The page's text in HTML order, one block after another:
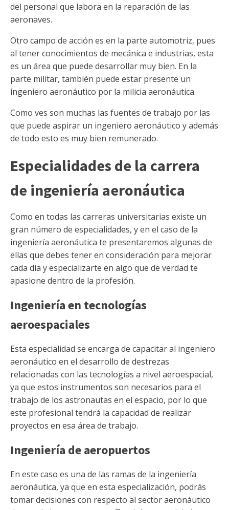
del personal que labora en la reparación de las
aeronaves.
Otro campo de acción es en la parte automotriz, pues
al tener conocimientos de mecánica e industrias, esta
es un área que puede desarrollar muy bien. En la
parte militar, también puede estar presente un
ingeniero aeronáutico por la milicia aeronáutica.
Como ves son muchas las fuentes de trabajo por las
que puede aspirar un ingeniero aeronáutico y además
de todo esto es muy bien remunerado.
Especialidades de la carrera
de ingeniería aeronáutica
Como en todas las carreras universitarias existe un
gran número de especialidades, y en el caso de la
ingeniería aeronáutica te presentaremos algunas de
ellas que debes tener en consideración para mejorar
cada día y especializarte en algo que de verdad te
apasione dentro de la profesión.
Ingeniería en tecnologías
aeroespaciales
Esta especialidad se encarga de capacitar al ingeniero
aeronáutico en el desarrollo de destrezas
relacionadas con las tecnologías a nivel aeroespacial,
ya que estos instrumentos son necesarios para el
trabajo de los astronautas en el espacio, por lo que
este profesional tendrá la capacidad de realizar
proyectos en esa área de trabajo.
Ingeniería de aeropuertos
En este caso es una de las ramas de la ingeniería
aeronáutica, ya que en esta especialización, podrás
tomar decisiones con respecto al sector aeronáutico